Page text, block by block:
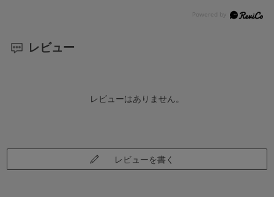
レビュー
レビューはありません。
レビューを書く